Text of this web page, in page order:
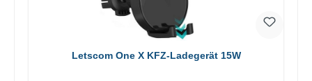
Letscom One X KFZ-Ladegerät 15W